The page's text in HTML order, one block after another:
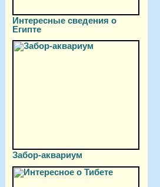
Интересные сведения о
Египте
Забор-аквариум